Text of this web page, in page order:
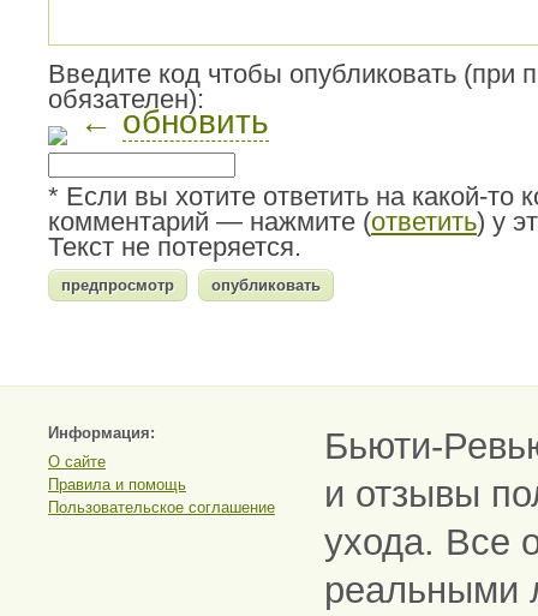
Введите код чтобы опубликовать (при
обязателен):
← обновить
* Если вы хотите ответить на какой-то
комментарий — нажмите (ответить) у
Текст не потеряется.
Информация:
О сайте
Правила и помощь
Пользовательское соглашение
Бьюти-
и отзывы
ухода. Все
реальными